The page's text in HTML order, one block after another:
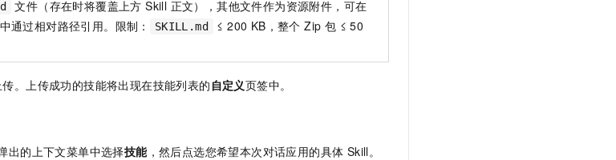
文件（存在时将覆盖上方 Skill 正文），其他文件作为资源附件，可在
中通过相对路径引用。限制： SKILL.md
≤ 200 KB，整个 Zip 包 ≤ 50
传。上传成功的技能将出现在技能列表的 自定义页签中。
出的上下文菜单中选择技能，然后点选您希望本次对话应用的具体 Skill。